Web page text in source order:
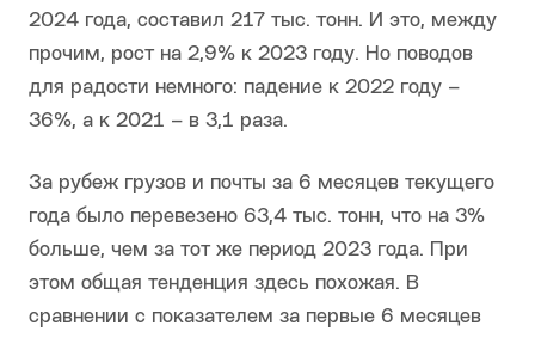
2024 года, составил 217 тыс. тонн. И это, между
прочим, рост на 2,9% к 2023 году. Но поводов
для радости немного: падение к 2022 году –
36%, а к 2021 – в 3,1 раза.
За рубеж грузов и почты за 6 месяцев текущего
года было перевезено 63,4 тыс. тонн, что на 3%
больше, чем за тот же период 2023 года. При
этом общая тенденция здесь похожая. В
сравнении с показателем за первые 6 месяцев